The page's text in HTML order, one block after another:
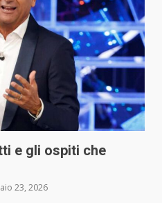
e gli ospiti che
23, 2026